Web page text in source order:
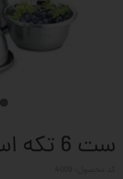
ست 6 تکه استیل یونیک